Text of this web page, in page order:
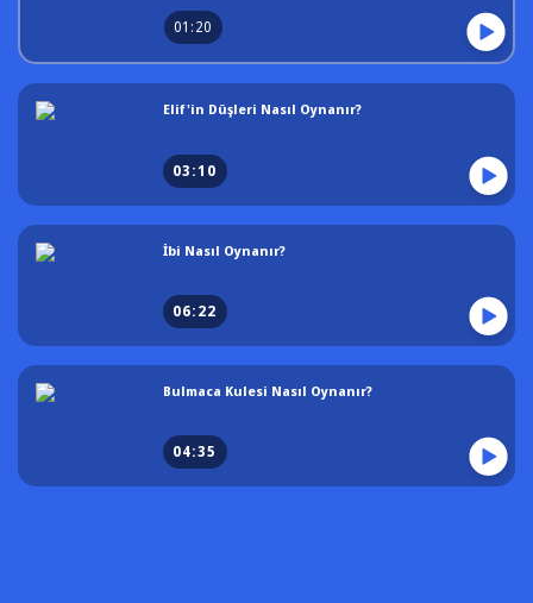
01:20
Elif'in Düşleri Nasıl Oynanır?
03:10
İbi Nasıl Oynanır?
06:22
Bulmaca Kulesi Nasıl Oynanır?
04:35